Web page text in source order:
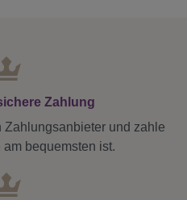
Zahlung
und zahle
bequemsten ist.